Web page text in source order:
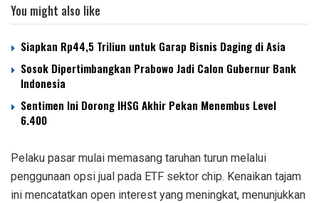
You might also like
Siapkan Rp44,5 Triliun untuk Garap Bisnis Daging di Asia
Sosok Dipertimbangkan Prabowo Jadi Calon Gubernur Bank
Indonesia
Sentimen Ini Dorong IHSG Akhir Pekan Menembus Level
6.400
Pelaku pasar mulai memasang taruhan turun melalui
penggunaan opsi jual pada ETF sektor chip. Kenaikan tajam
ini mencatatkan open interest yang meningkat, menunjukkan